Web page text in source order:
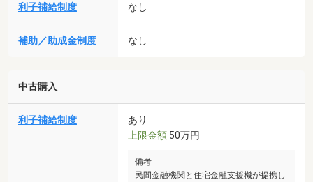
利子補給制度 なし
補助／助成金制度 なし
中古購入
利子補給制度
あり
上限金額 50万円
備考
民間金融機関と住宅金融支援機が提携し